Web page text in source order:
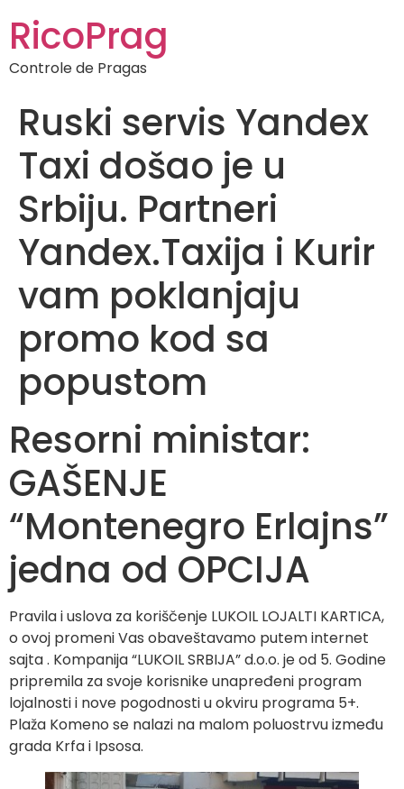
RicoPrag
Controle de Pragas
Ruski servis Yandex
Taxi došao je u
Srbiju. Partneri
Yandex.Taxija i Kurir
vam poklanjaju
promo kod sa
popustom
Resorni ministar:
GAŠENJE
“Montenegro Erlajns”
jedna od OPCIJA
Pravila i uslova za koriščenje LUKOIL LOJALTI KARTICA,
o ovoj promeni Vas obaveštavamo putem internet
sajta . Kompanija “LUKOIL SRBIJA” d.o.o. je od 5. Godine
pripremila za svoje korisnike unapređeni program
lojalnosti i nove pogodnosti u okviru programa 5+.
Plaža Komeno se nalazi na malom poluostrvu između
grada Krfa i Ipsosa.